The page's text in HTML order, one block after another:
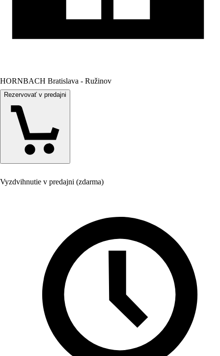
HORNBACH Bratislava - Ružinov
Rezervovať v predajni
Vyzdvihnutie v predajni (zdarma)